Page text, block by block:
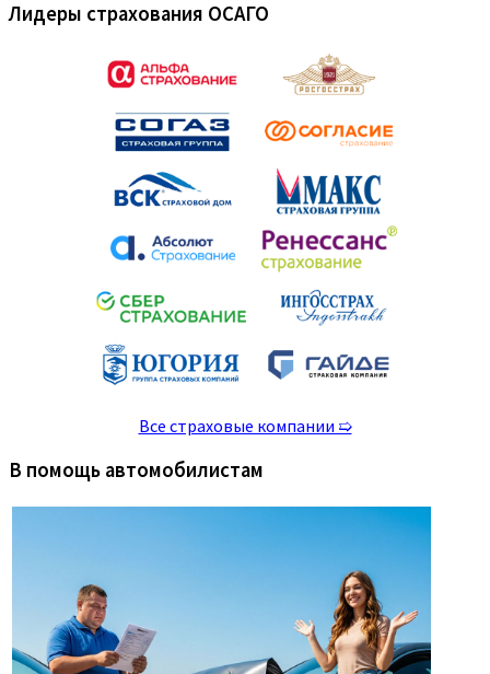
Лидеры страхования ОСАГО
Все страховые компании ➯
В помощь автомобилистам